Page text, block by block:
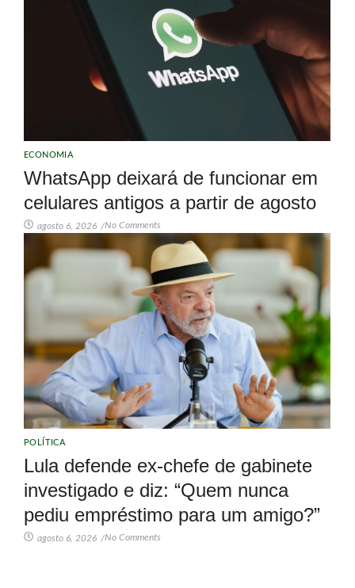
ECONOMIA
WhatsApp deixará de funcionar em
celulares antigos a partir de agosto
agosto 6, 2026 /No Comments
POLÍTICA
Lula defende ex-chefe de gabinete
investigado e diz: “Quem nunca
pediu empréstimo para um amigo?”
agosto 6, 2026 /No Comments